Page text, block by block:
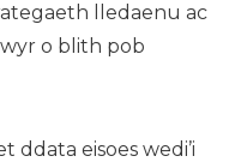
lledaenu ac
o blith pob
ddata eisoes wedi’i